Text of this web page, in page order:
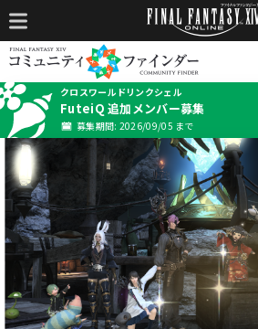
クロスワールドリンクシェル
FuteiQ 追加メンバー募集
募集期間: 2026/09/05 まで